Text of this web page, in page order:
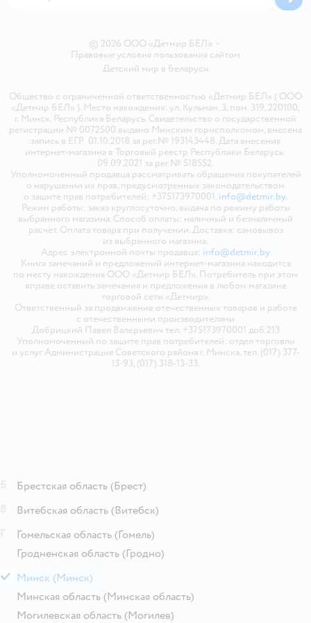
© 2026 ООО «Детмир БЕЛ» •
Правовые условия пользования сайтом
Детский мир в Беларуси
Общество с ограниченной ответственностью «Детмир БЕЛ» ( ООО
«Детмир БЕЛ» ). Место нахождения: ул. Кульман, 3, пом. 319, 220100,
г. Минск, Республика Беларусь. Свидетельство о государственной
регистрации № 0072500 выдано Минским горисполкомом, внесена
запись в ЕГР 01.10.2018 за рег.№ 193143448. Дата внесения
интернет-магазина в Торговый реестр Республики Беларусь:
09.09.2021 за рег.№ 518552.
Уполномоченный продавца рассматривать обращения покупателей
о нарушении их прав, предусмотренных законодательством
о защите прав потребителей: +375173970001, info@detmir.by.
Режим работы: заказ круглосуточно, выдача по режиму работы
выбранного магазина. Способ оплаты: наличный и безналичный
расчёт. Оплата товара при получении. Доставка: самовывоз
из выбранного магазина.
Адрес электронной почты продавца: info@detmir.by
Книга замечаний и предложений интернет-магазина находится
по месту нахождения ООО «Детмир БЕЛ». Потребитель при этом
вправе оставить замечания и предложения в любом магазине
торговой сети «Детмир».
Ответственный за продвижение отечественных товаров и работе
с отечественными производителями
Добрицкий Павел Валерьевич тел. +375173970001 доб.213
Уполномоченный по защите прав потребителей: отдел торговли
и услуг Администрация Советского района г. Минска, тел. (017) 377-
13-93, (017) 318-13-33.
Брестская область (Брест)
Витебская область (Витебск)
Гомельская область (Гомель)
Гродненская область (Гродно)
М Минск (Минск)
Минская область (Минская область)
Могилевская область (Могилев)